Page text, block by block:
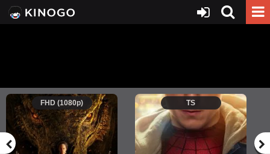
FHD (1080p) TS